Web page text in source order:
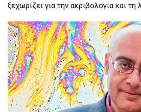
ξεχωρίζει για την ακριβολογία και τη